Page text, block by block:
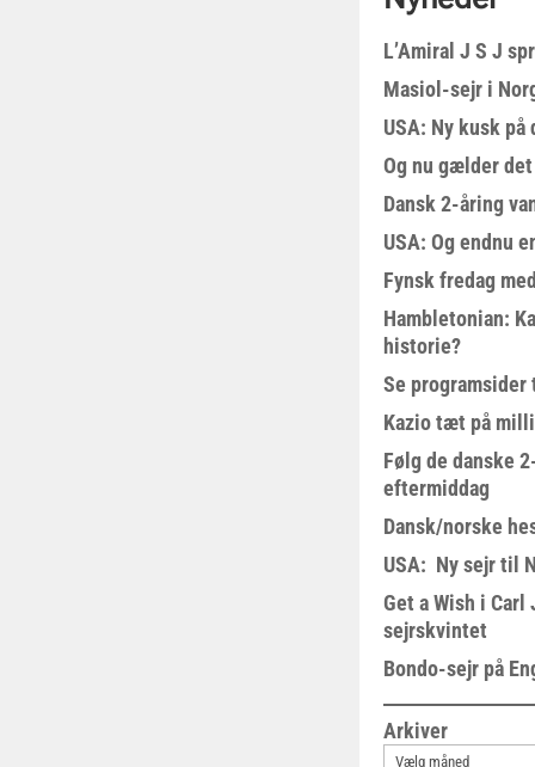
L’Amiral J S J
Masiol-sejr i
USA: Ny kusk på
Og nu gælder
Dansk 2-åring
USA: Og endnu
Fynsk fredag
Hambletonian:
historie?
Se
Kazio tæt på
Følg de danske
eftermiddag
Dansk/norske
USA: Ny sejr til
Get a Wish i Carl
sejrskvintet
Bondo-sejr på
Arkiver